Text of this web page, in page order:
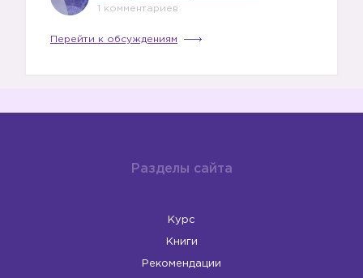
1 комментариев
Перейти к обсуждениям
Разделы сайта
Курс
Книги
Рекомендации